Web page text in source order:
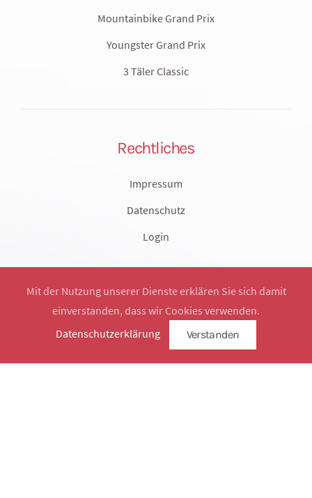
Mountainbike Grand Prix
Youngster Grand Prix
3 Täler Classic
Rechtliches
Impressum
Datenschutz
Login
Mit der Nutzung unserer Dienste erklären Sie sich damit
einverstanden, dass wir Cookies verwenden.
Datenschutzerklärung
Verstanden